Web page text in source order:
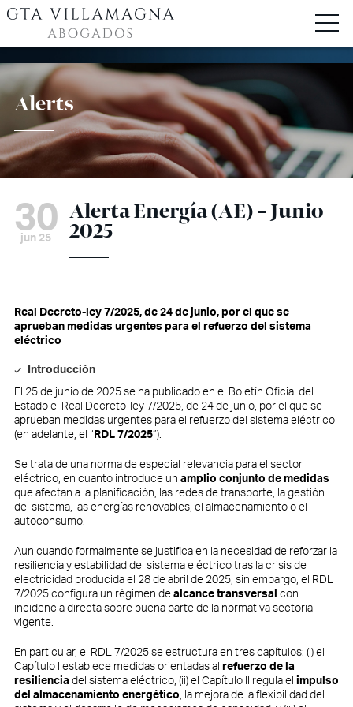
Alerts
30
jun 25
Alerta Energía (AE) – Junio
2025
Real Decreto-ley 7/2025, de 24 de junio, por el que se
aprueban medidas urgentes para el refuerzo del sistema
eléctrico
Introducción
El 25 de junio de 2025 se ha publicado en el Boletín Oficial del
Estado el Real Decreto-ley 7/2025, de 24 de junio, por el que se
aprueban medidas urgentes para el refuerzo del sistema eléctrico
(en adelante, el “ RDL 7/2025”).
Se trata de una norma de especial relevancia para el sector
eléctrico, en cuanto introduce un amplio conjunto de medidas
que afectan a la planificación, las redes de transporte, la gestión
del sistema, las energías renovables, el almacenamiento o el
autoconsumo.
Aun cuando formalmente se justifica en la necesidad de reforzar la
resiliencia y estabilidad del sistema eléctrico tras la crisis de
electricidad producida el 28 de abril de 2025, sin embargo, el RDL
7/2025 configura un régimen de alcance transversal con
incidencia directa sobre buena parte de la normativa sectorial
vigente.
En particular, el RDL 7/2025 se estructura en tres capítulos: (i) el
Capítulo I establece medidas orientadas al refuerzo de la
resiliencia del sistema eléctrico; (ii) el Capítulo II regula el impulso
del almacenamiento energético, la mejora de la flexibilidad del